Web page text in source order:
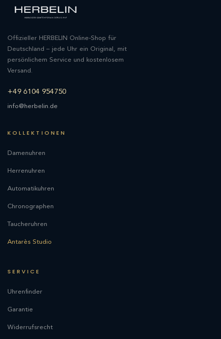
Offizieller HERBELIN Online-Shop für
Deutschland – jede Uhr ein Original, mit
persönlichem Service und kostenlosem
Versand.
+49 6104 954750
info@herbelin.de
KOLLEKTIONEN
Damenuhren
Herrenuhren
Automatikuhren
Chronographen
Taucheruhren
Antarès Studio
SERVICE
Uhrenfinder
Garantie
Widerrufsrecht